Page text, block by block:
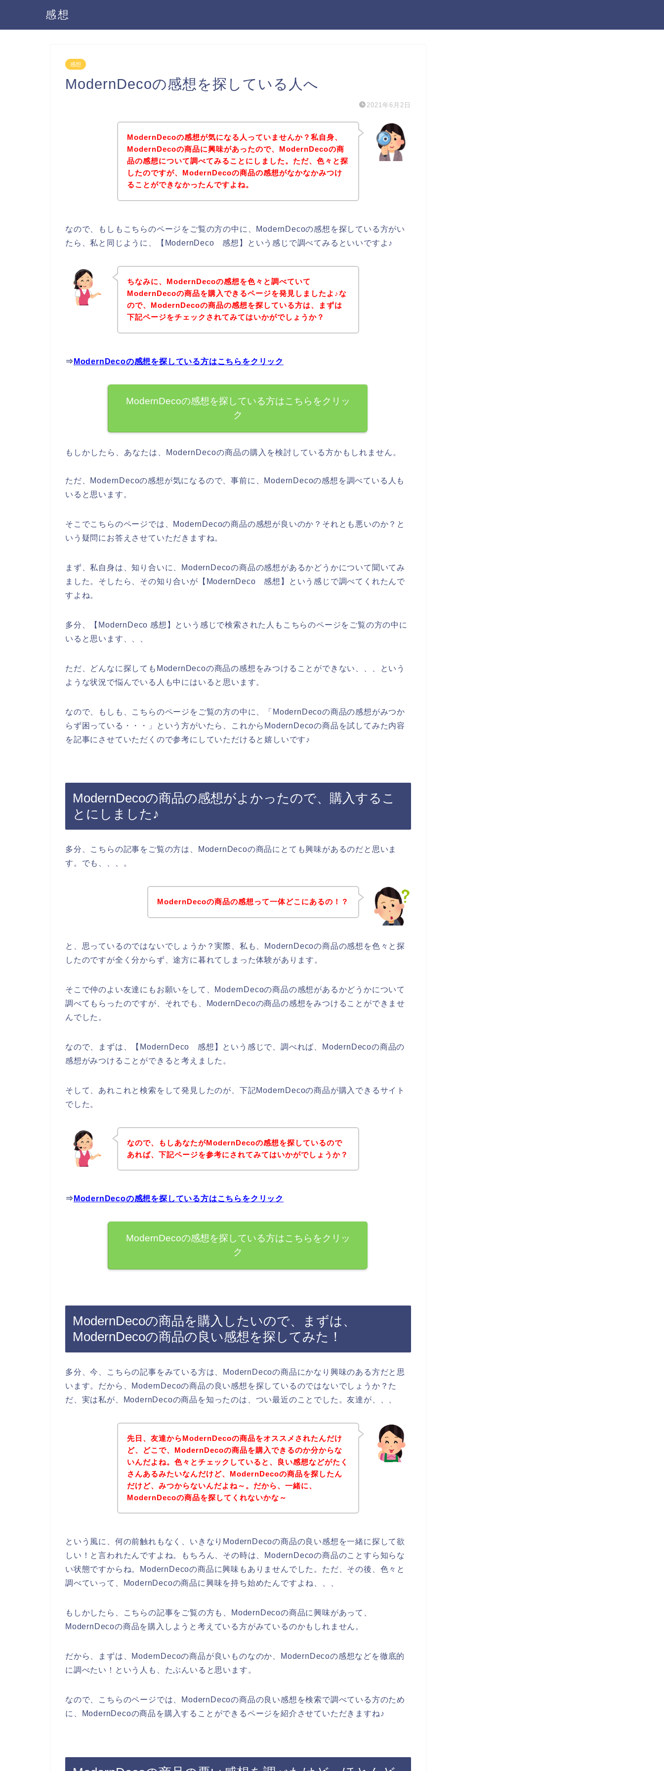
感想
感想
ModernDecoの感想を探している人へ
2021年6月2日
ModernDecoの感想が気になる人っていませんか？私自身、
ModernDecoの商品に興味があったので、ModernDecoの商
品の感想について調べてみることにしました。ただ、色々と探
したのですが、ModernDecoの商品の感想がなかなかみつけ
ることができなかったんですよね。
なので、もしもこちらのページをご覧の方の中に、ModernDecoの感想を探している方がい
たら、私と同じように、【ModernDeco 感想】という感じで調べてみるといいですよ♪
ちなみに、ModernDecoの感想を色々と調べていて
ModernDecoの商品を購入できるページを発見しましたよ♪な
ので、ModernDecoの商品の感想を探している方は、まずは
下記ページをチェックされてみてはいかがでしょうか？
⇒ ModernDecoの感想を探している方はこちらをクリック
ModernDecoの感想を探している方はこちらをクリッ
ク
もしかしたら、あなたは、ModernDecoの商品の購入を検討している方かもしれません。
ただ、ModernDecoの感想が気になるので、事前に、ModernDecoの感想を調べている人も
いると思います。
そこでこちらのページでは、ModernDecoの商品の感想が良いのか？それとも悪いのか？と
いう疑問にお答えさせていただきますね。
まず、私自身は、知り合いに、ModernDecoの商品の感想があるかどうかについて聞いてみ
ました。そしたら、その知り合いが【ModernDeco 感想】という感じで調べてくれたんで
すよね。
多分、【ModernDeco 感想】という感じで検索された人もこちらのページをご覧の方の中に
いると思います、、、
ただ、どんなに探してもModernDecoの商品の感想をみつけることができない、、、という
ような状況で悩んでいる人も中にはいると思います。
なので、もしも、こちらのページをご覧の方の中に、「ModernDecoの商品の感想がみつか
らず困っている・・・」という方がいたら、これからModernDecoの商品を試してみた内容
を記事にさせていただくので参考にしていただけると嬉しいです♪
ModernDecoの商品の感想がよかったので、購入するこ
とにしました♪
多分、こちらの記事をご覧の方は、ModernDecoの商品にとても興味があるのだと思いま
す。でも、、、。
ModernDecoの商品の感想って一体どこにあるの！？
と、思っているのではないでしょうか？実際、私も、ModernDecoの商品の感想を色々と探
したのですが全く分からず、途方に暮れてしまった体験があります。
そこで仲のよい友達にもお願いをして、ModernDecoの商品の感想があるかどうかについて
調べてもらったのですが、それでも、ModernDecoの商品の感想をみつけることができませ
んでした。
なので、まずは、【ModernDeco 感想】という感じで、調べれば、ModernDecoの商品の
感想がみつけることができると考えました。
そして、あれこれと検索をして発見したのが、下記ModernDecoの商品が購入できるサイト
でした。
なので、もしあなたがModernDecoの感想を探しているので
あれば、下記ページを参考にされてみてはいかがでしょうか？
⇒ ModernDecoの感想を探している方はこちらをクリック
ModernDecoの感想を探している方はこちらをクリッ
ク
ModernDecoの商品を購入したいので、まずは、
ModernDecoの商品の良い感想を探してみた！
多分、今、こちらの記事をみている方は、ModernDecoの商品にかなり興味のある方だと思
います。だから、ModernDecoの商品の良い感想を探しているのではないでしょうか？た
だ、実は私が、ModernDecoの商品を知ったのは、つい最近のことでした。友達が、、、
先日、友達からModernDecoの商品をオススメされたんだけ
ど、どこで、ModernDecoの商品を購入できるのか分からな
いんだよね。色々とチェックしていると、良い感想などがたく
さんあるみたいなんだけど、ModernDecoの商品を探したん
だけど、みつからないんだよね～。だから、一緒に、
ModernDecoの商品を探してくれないかな～
という風に、何の前触れもなく、いきなりModernDecoの商品の良い感想を一緒に探して欲
しい！と言われたんですよね。もちろん、その時は、ModernDecoの商品のことすら知らな
い状態ですからね。ModernDecoの商品に興味もありませんでした。ただ、その後、色々と
調べていって、ModernDecoの商品に興味を持ち始めたんですよね、、、
もしかしたら、こちらの記事をご覧の方も、ModernDecoの商品に興味があって、
ModernDecoの商品を購入しようと考えている方がみているのかもしれません。
だから、まずは、ModernDecoの商品が良いものなのか、ModernDecoの感想などを徹底的
に調べたい！という人も、たぶんいると思います。
なので、こちらのページでは、ModernDecoの商品の良い感想を検索で調べている方のため
に、ModernDecoの商品を購入することができるページを紹介させていただきますね♪